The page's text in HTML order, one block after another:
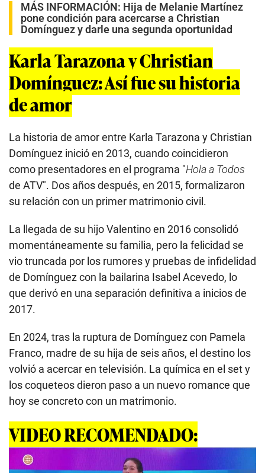
MÁS INFORMACIÓN: Hija de Melanie Martínez
pone condición para acercarse a Christian
Domínguez y darle una segunda oportunidad
Karla Tarazona y Christian
Domínguez: Así fue su historia
de amor
La historia de amor entre Karla Tarazona y Christian
Domínguez inició en 2013, cuando coincidieron
como presentadores en el programa "Hola a Todos
de ATV". Dos años después, en 2015, formalizaron
su relación con un primer matrimonio civil.
La llegada de su hijo Valentino en 2016 consolidó
momentáneamente su familia, pero la felicidad se
vio truncada por los rumores y pruebas de infidelidad
de Domínguez con la bailarina Isabel Acevedo, lo
que derivó en una separación definitiva a inicios de
2017.
En 2024, tras la ruptura de Domínguez con Pamela
Franco, madre de su hija de seis años, el destino los
volvió a acercar en televisión. La química en el set y
los coqueteos dieron paso a un nuevo romance que
hoy se concreto con un matrimonio.
VIDEO RECOMENDADO: